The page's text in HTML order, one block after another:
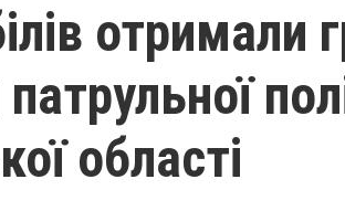
отримали
області